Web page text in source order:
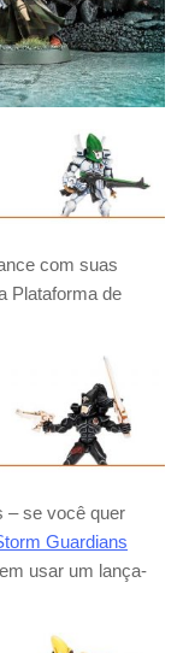
com suas
Plataforma de
– se você quer
Guardians
usar um lança-